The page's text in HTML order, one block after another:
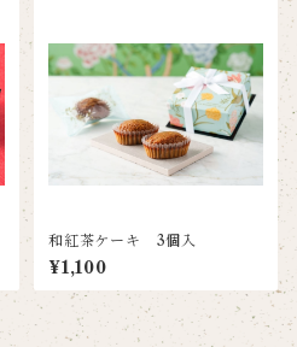
和紅茶ケーキ 3個入
¥1,100